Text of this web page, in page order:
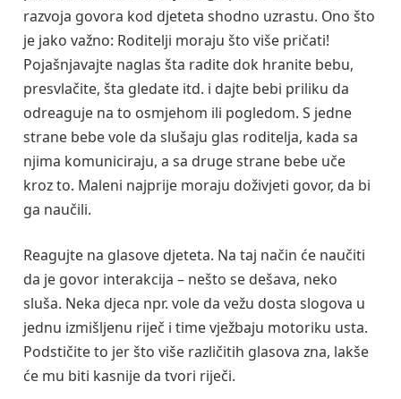
razvoja govora kod djeteta shodno uzrastu. Ono što
je jako važno: Roditelji moraju što više pričati!
Pojašnjavajte naglas šta radite dok hranite bebu,
presvlačite, šta gledate itd. i dajte bebi priliku da
odreaguje na to osmjehom ili pogledom. S jedne
strane bebe vole da slušaju glas roditelja, kada sa
njima komuniciraju, a sa druge strane bebe uče
kroz to. Maleni najprije moraju doživjeti govor, da bi
ga naučili.
Reagujte na glasove djeteta. Na taj način će naučiti
da je govor interakcija – nešto se dešava, neko
sluša. Neka djeca npr. vole da vežu dosta slogova u
jednu izmišljenu riječ i time vježbaju motoriku usta.
Podstičite to jer što više različitih glasova zna, lakše
će mu biti kasnije da tvori riječi.